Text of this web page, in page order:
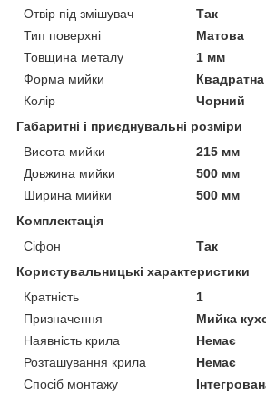
Отвір під змішувач
Так
Тип поверхні
Матова
Товщина металу
1 мм
Форма мийки
Квадратна
Колір
Чорний
Габаритні і приєднувальні розміри
Висота мийки
215 мм
Довжина мийки
500 мм
Ширина мийки
500 мм
Комплектація
Сіфон
Так
Користувальницькі характеристики
Кратність
1
Призначення
Мийка
Наявність крила
Немає
Розташування крила
Немає
Спосіб монтажу